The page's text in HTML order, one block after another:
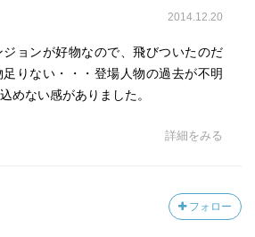
2014.12.20
ョンが好物なので、飛びついたのだ
りない・・・登場人物の過去が不明
めない感がありました。
詳細をみる
フォロー